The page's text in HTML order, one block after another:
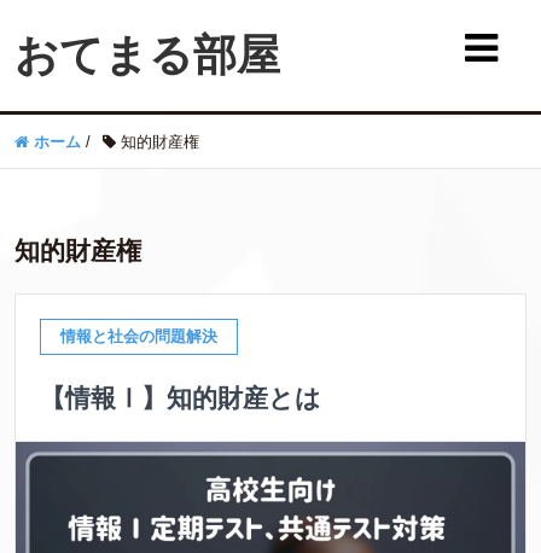
おてまる部屋
ホーム / 知的財産権
知的財産権
情報と社会の問題解決
【情報Ⅰ】知的財産とは